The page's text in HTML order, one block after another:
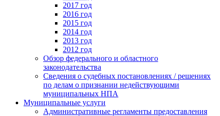
2017 год
2016 год
2015 год
2014 год
2013 год
2012 год
Обзор федерального и областного
законодательства
Сведения о судебных постановлениях / решениях
по делам о признании недействующими
муниципальных НПА
Муниципальные услуги
Административные регламенты предоставления